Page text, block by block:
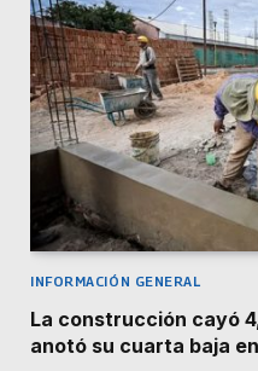
INFORMACIÓN GENERAL
La construcción cayó
anotó su cuarta baja